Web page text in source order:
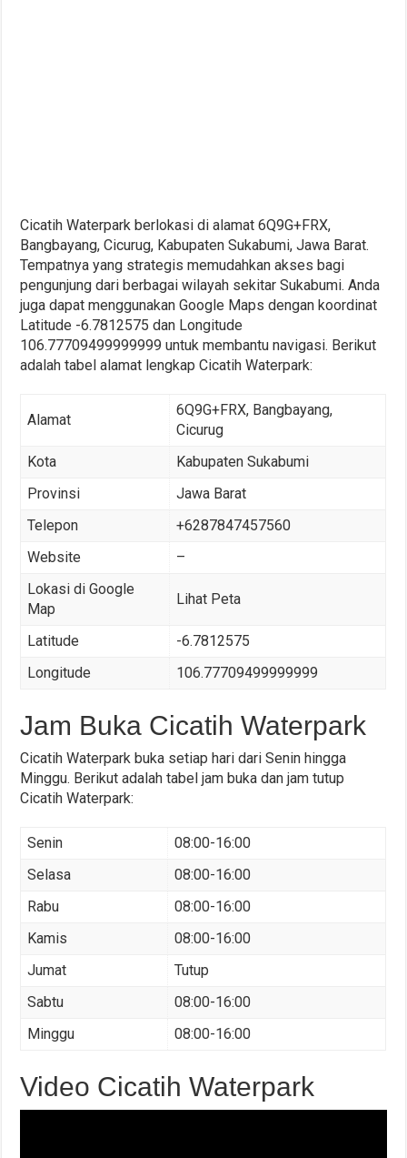
Cicatih Waterpark berlokasi di alamat 6Q9G+FRX,
Bangbayang, Cicurug, Kabupaten Sukabumi, Jawa Barat.
Tempatnya yang strategis memudahkan akses bagi
pengunjung dari berbagai wilayah sekitar Sukabumi. Anda
juga dapat menggunakan Google Maps dengan koordinat
Latitude -6.7812575 dan Longitude
106.77709499999999 untuk membantu navigasi. Berikut
adalah tabel alamat lengkap Cicatih Waterpark:
Alamat
6Q9G+FRX, Bangbayang,
Cicurug
Kota
Kabupaten Sukabumi
Provinsi
Jawa Barat
Telepon
+6287847457560
Website
–
Lokasi di Google
Map
Lihat Peta
Latitude
-6.7812575
Longitude
106.77709499999999
Jam Buka Cicatih Waterpark
Cicatih Waterpark buka setiap hari dari Senin hingga
Minggu. Berikut adalah tabel jam buka dan jam tutup
Cicatih Waterpark:
Senin
08:00-16:00
Selasa
08:00-16:00
Rabu
08:00-16:00
Kamis
08:00-16:00
Jumat
Tutup
Sabtu
08:00-16:00
Minggu
08:00-16:00
Video Cicatih Waterpark